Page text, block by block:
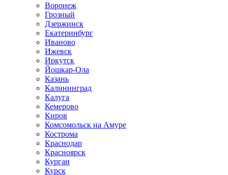
Воронеж
Грозный
Дзержинск
Екатеринбург
Иваново
Ижевск
Иркутск
Йошкар-Ола
Казань
Калининград
Калуга
Кемерово
Киров
Комсомольск на Амуре
Кострома
Краснодар
Красноярск
Курган
Курск